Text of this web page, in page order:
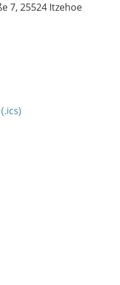
7, 25524 Itzehoe